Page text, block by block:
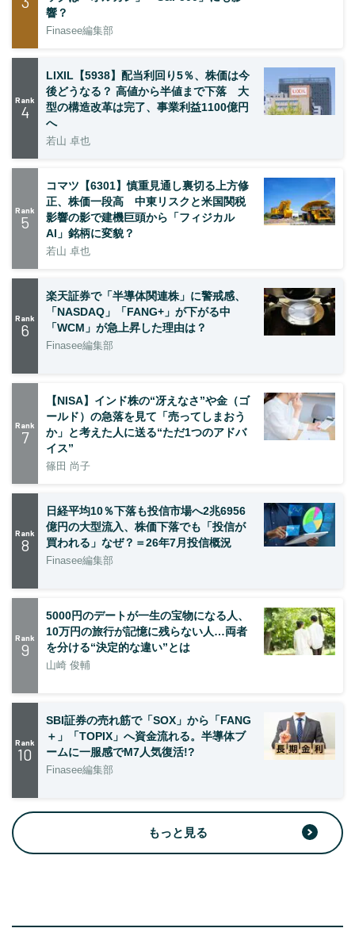
響？
Finasee編集部
Rank
4
LIXIL【5938】配当利回り5％、株価は今
後どうなる？ 高値から半値まで下落 大
型の構造改革は完了、事業利益1100億円
へ
若山 卓也
Rank
5
コマツ【6301】慎重見通し裏切る上方修
正、株価一段高 中東リスクと米国関税
影響の影で建機巨頭から「フィジカル
AI」銘柄に変貌？
若山 卓也
Rank
6
楽天証券で「半導体関連株」に警戒感、
「NASDAQ」「FANG+」が下がる中
「WCM」が急上昇した理由は？
Finasee編集部
Rank
7
【NISA】インド株の“冴えなさ”や金（ゴ
ールド）の急落を見て「売ってしまおう
か」と考えた人に送る“ただ1つのアドバ
イス”
篠田 尚子
Rank
8
日経平均10％下落も投信市場へ2兆6956
億円の大型流入、株価下落でも「投信が
買われる」なぜ？＝26年7月投信概況
Finasee編集部
Rank
9
5000円のデートが一生の宝物になる人、
10万円の旅行が記憶に残らない人…両者
を分ける“決定的な違い”とは
山崎 俊輔
Rank
10
SBI証券の売れ筋で「SOX」から「FANG
＋」「TOPIX」へ資金流れる。半導体ブ
ームに一服感でM7人気復活!?
Finasee編集部
もっと見る